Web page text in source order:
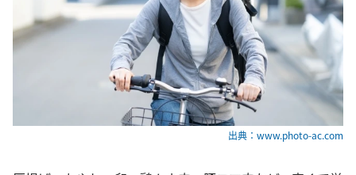
出典：www.photo-ac.com